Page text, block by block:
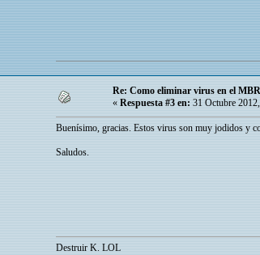
Re: Como eliminar virus en el MBR
« Respuesta #3 en: 31 Octubre
Buenísimo, gracias. Estos virus son muy jodidos y
Saludos.
Destruir K. LOL